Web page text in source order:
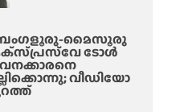
!
മൈസൂരു
ടോൾ
വീഡിയോ